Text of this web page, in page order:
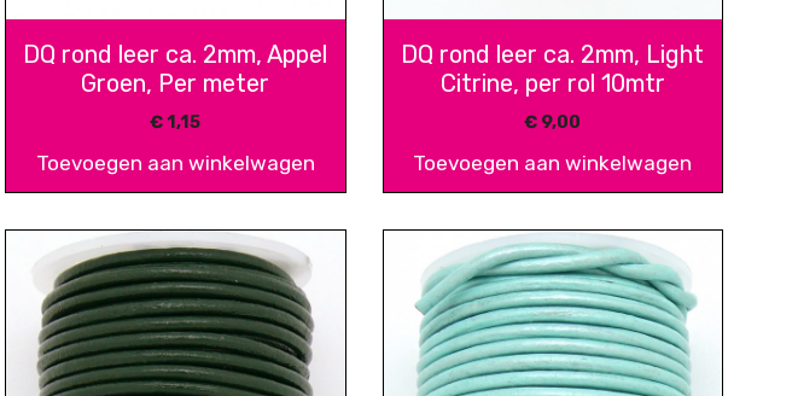
DQ rond leer ca. 2mm, Appel
Groen, Per meter
€1,15
Toevoegen aan winkelwagen
DQ rond leer ca. 2mm, Light
Citrine, per rol 10mtr
€ 9,00
Toevoegen aan winkelwagen